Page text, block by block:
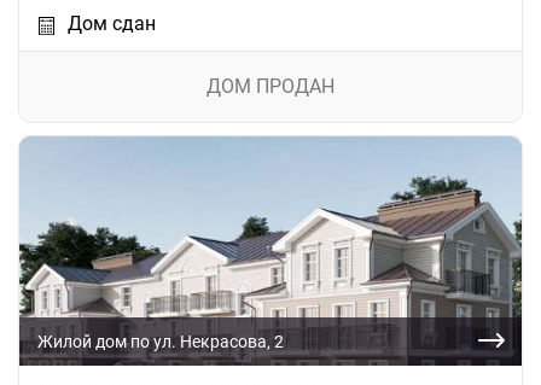
Дом сдан
ДОМ ПРОДАН
Жилой дом по ул. Некрасова, 2